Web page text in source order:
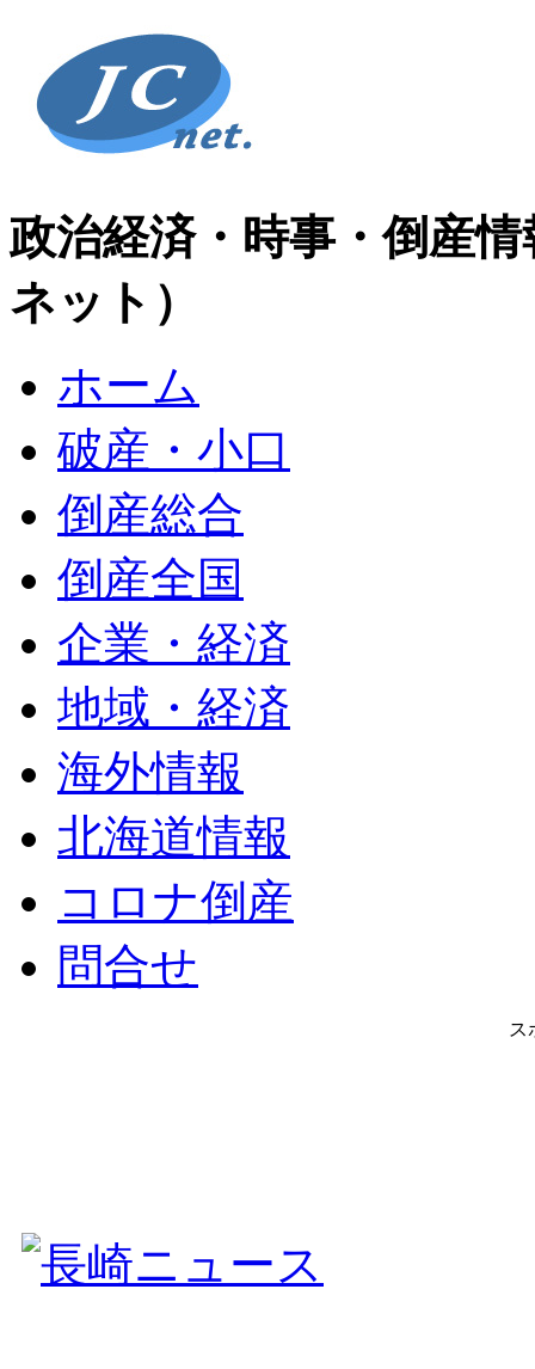
政治経済・時事・倒産
ネット）
ホーム
破産・小口
倒産総合
倒産全国
企業・経済
地域・経済
海外情報
北海道情報
コロナ倒産
問合せ
ス